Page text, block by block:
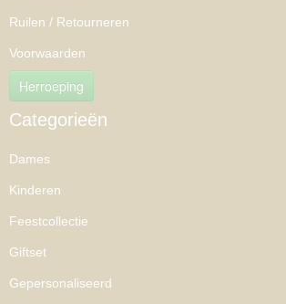
Ruilen / Retourneren
Voorwaarden
Herroeping
Categorieën
Dames
Kinderen
Feestcollectie
Giftset
Gepersonaliseerd